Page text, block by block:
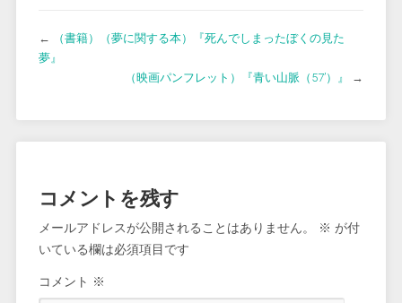
←
（書籍）（夢に関する本）『死んでしまったぼくの見た
夢』
（映画パンフレット）『青い山脈（57’）』
→
コメントを残す
メールアドレスが公開されることはありません。 ※ が付
いている欄は必須項目です
コメント ※